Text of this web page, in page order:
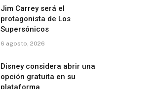
Jim Carrey será el
protagonista de Los
Supersónicos
6 agosto, 2026
Disney considera abrir una
opción gratuita en su
plataforma